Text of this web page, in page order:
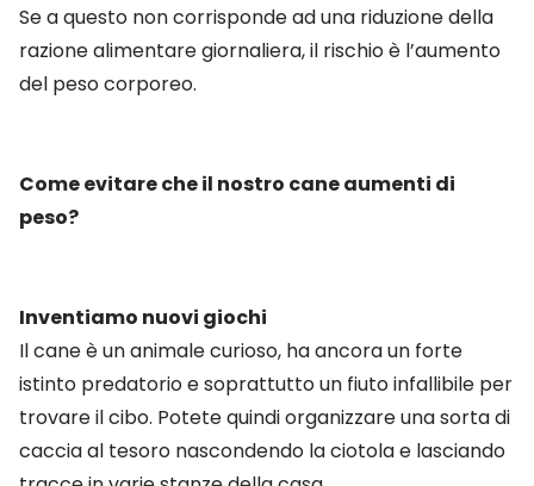
Se a questo non corrisponde ad una riduzione della
razione alimentare giornaliera, il rischio è l’aumento
del peso corporeo.
Come evitare che il nostro cane aumenti di
peso?
Inventiamo nuovi giochi
Il cane è un animale curioso, ha ancora un forte
istinto predatorio e soprattutto un fiuto infallibile per
trovare il cibo. Potete quindi organizzare una sorta di
caccia al tesoro nascondendo la ciotola e lasciando